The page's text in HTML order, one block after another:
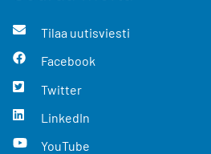
Tilaa uutisviesti
Facebook
Twitter
LinkedIn
YouTube